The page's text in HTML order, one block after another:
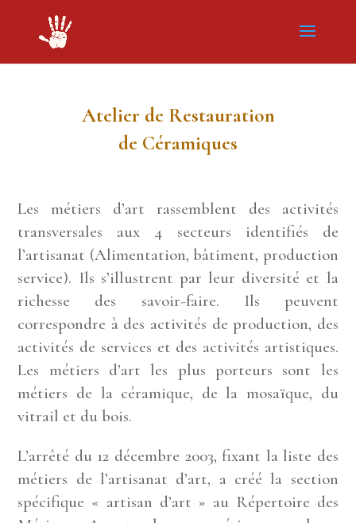
Atelier de Restauration
de Céramiques
Les métiers d’art rassemblent des activités
transversales aux 4 secteurs identifiés de
l’artisanat (Alimentation, bâtiment, production
service). Ils s’illustrent par leur diversité et la
richesse des savoir-faire. Ils peuvent
correspondre à des activités de production, des
activités de services et des activités artistiques.
Les métiers d’art les plus porteurs sont les
métiers de la céramique, de la mosaïque, du
vitrail et du bois.
L’arrêté du 12 décembre 2003, fixant la liste des
métiers de l’artisanat d’art, a créé la section
spécifique « artisan d’art » au Répertoire des